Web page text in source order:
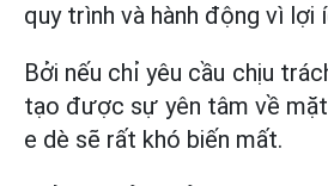
quy trình và hành động vì lợi
Bởi nếu chỉ yêu cầu chịu
tạo được sự yên tâm về
e dè sẽ rất khó biến mất.